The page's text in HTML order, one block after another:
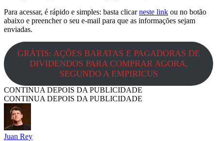
Para acessar, é rápido e simples: basta clicarneste link ou no botão
abaixo e preencher o seu e-mail para que as informações sejam
enviadas.
GRÁTIS: AÇÕES BARATAS E PAGADORAS DE
DIVIDENDOS PARA COMPRAR AGORA,
SEGUNDO A EMPIRICUS
CONTINUA DEPOIS DA PUBLICIDADE
CONTINUA DEPOIS DA PUBLICIDADE
Juan Rey